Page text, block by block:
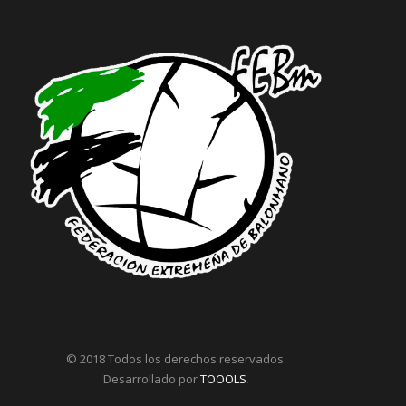
© 2018 Todos los derechos reservados.
Desarrollado porTOOOLS.